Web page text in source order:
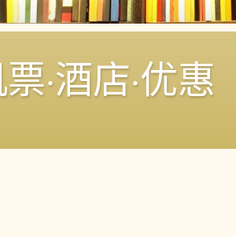
·酒店·优惠